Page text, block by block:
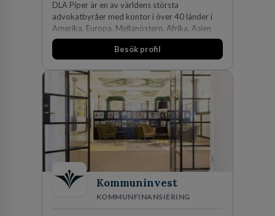
DLA Piper är en av världens största
advokatbyråer med kontor i över 40 länder i
Amerika, Europa, Mellanöstern, Afrika, Asien
och Oceanien. Vi är specialister inom
affärsjuridikens alla områden och vi har några
fler än 450 jurister på fem kontor i Stockholm,
Köpenhamn, Århus, Oslo och Helsingfors kan vi
på DLA Piper erbjuda våra klienter en unik,
effektiv och gränsöverskridande nordisk
expertis. På vårt kontor i centrala Stockholm är
vi idag drygt 240 medarbetare.
Besök profil
Kommuninvest
KOMMUNFINANSIERING